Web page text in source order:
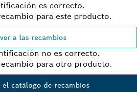
es correcto.
para este producto.
a las recambios
no es correcto.
para otro producto.
el catálogo de recambios